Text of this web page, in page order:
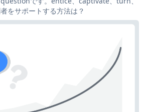
をサポートする方法は？